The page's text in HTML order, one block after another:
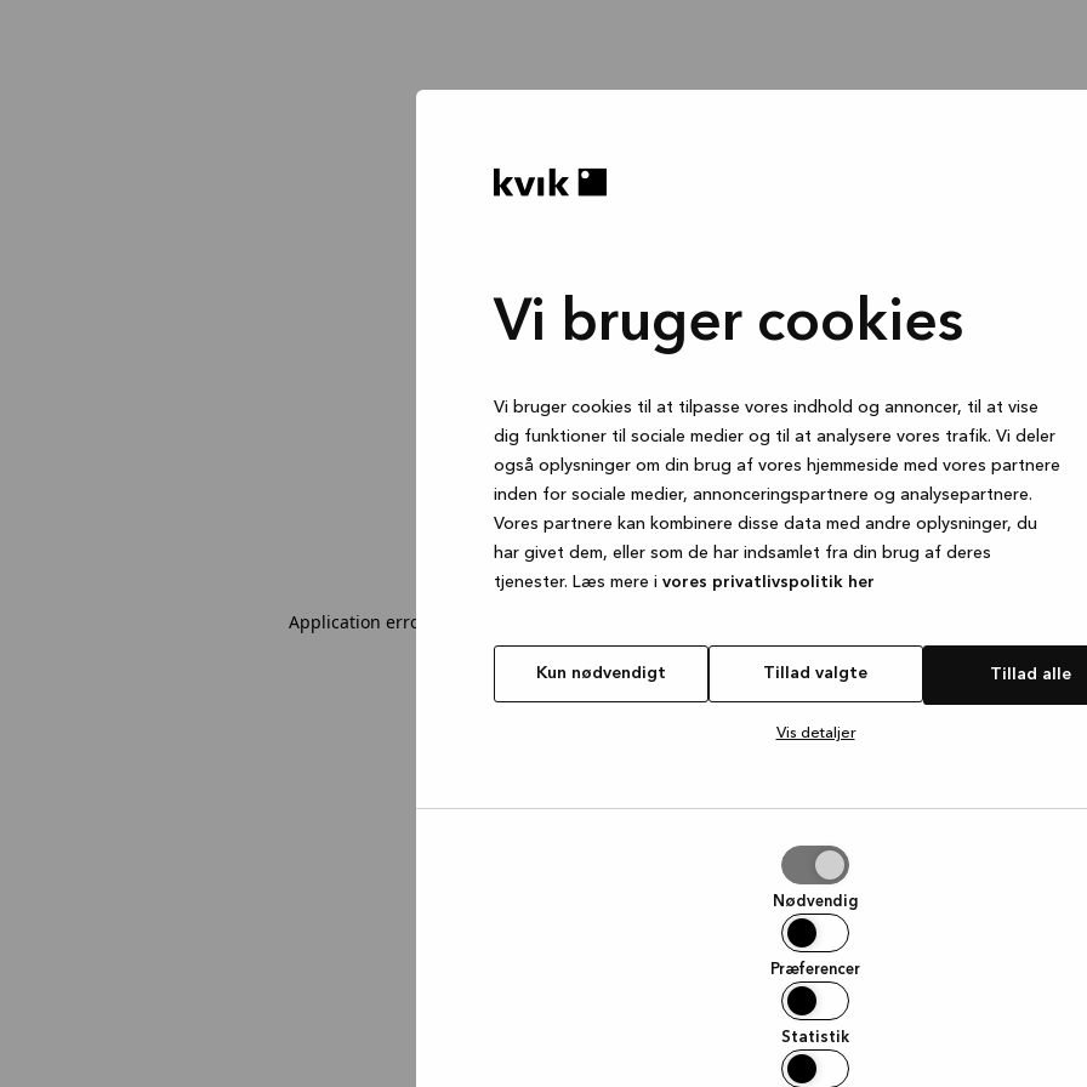
Vi bruger cookies
Vi bruger cookies til at tilpasse vores indhold og annoncer, til at vise
dig funktioner til sociale medier og til at analysere vores trafik. Vi deler
også oplysninger om din brug af vores hjemmeside med vores partnere
inden for sociale medier, annonceringspartnere og analysepartnere.
Vores partnere kan kombinere disse data med andre oplysninger, du
har givet dem, eller som de har indsamlet fra din brug af deres
tjenester. Læs mere i vores privatlivspolitik her
Kun nødvendigt Tillad valgte Tillad alle
Vis detaljer
Nødvendig
Præferencer
Statistik
Application error: a client-side exception has occurred (see the